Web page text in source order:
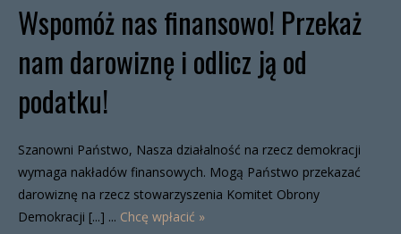
Wspomóż nas finansowo! Przekaż
nam darowiznę i odlicz ją od
podatku!
Szanowni Państwo, Nasza działalność na rzecz demokracji
wymaga nakładów finansowych. Mogą Państwo przekazać
darowiznę na rzecz stowarzyszenia Komitet Obrony
Demokracji [...] ... Chcę wpłacić »